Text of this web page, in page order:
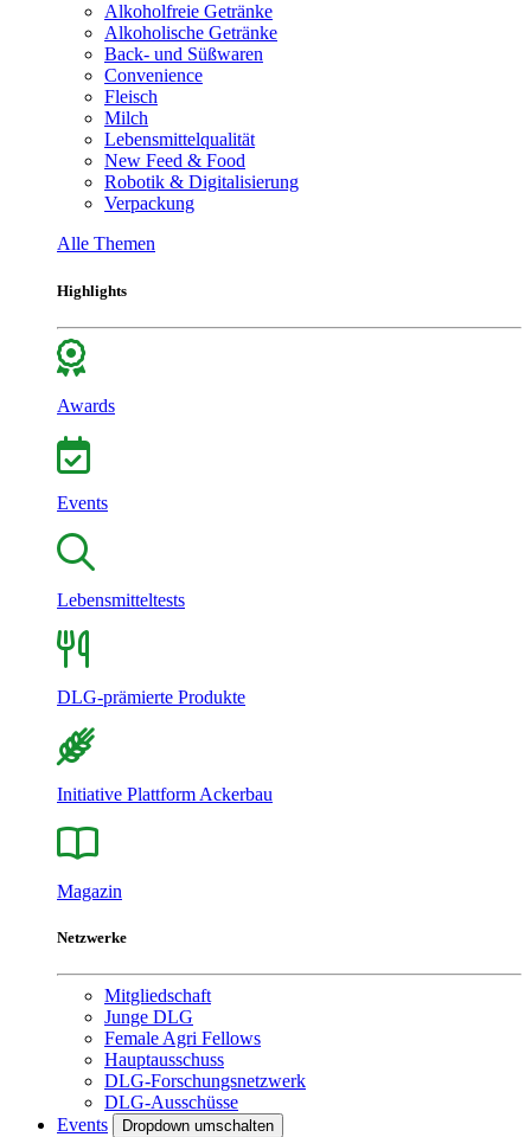
Alkoholfreie Getränke
Alkoholische Getränke
Back- und Süßwaren
Convenience
Fleisch
Milch
Lebensmittelqualität
New Feed & Food
Robotik & Digitalisierung
Verpackung
Alle Themen
Highlights
Awards
Events
Lebensmitteltests
DLG-prämierte Produkte
Initiative Plattform Ackerbau
Magazin
Netzwerke
Mitgliedschaft
Junge DLG
Female Agri Fellows
Hauptausschuss
DLG-Forschungsnetzwerk
DLG-Ausschüsse
Events
Dropdown umschalten